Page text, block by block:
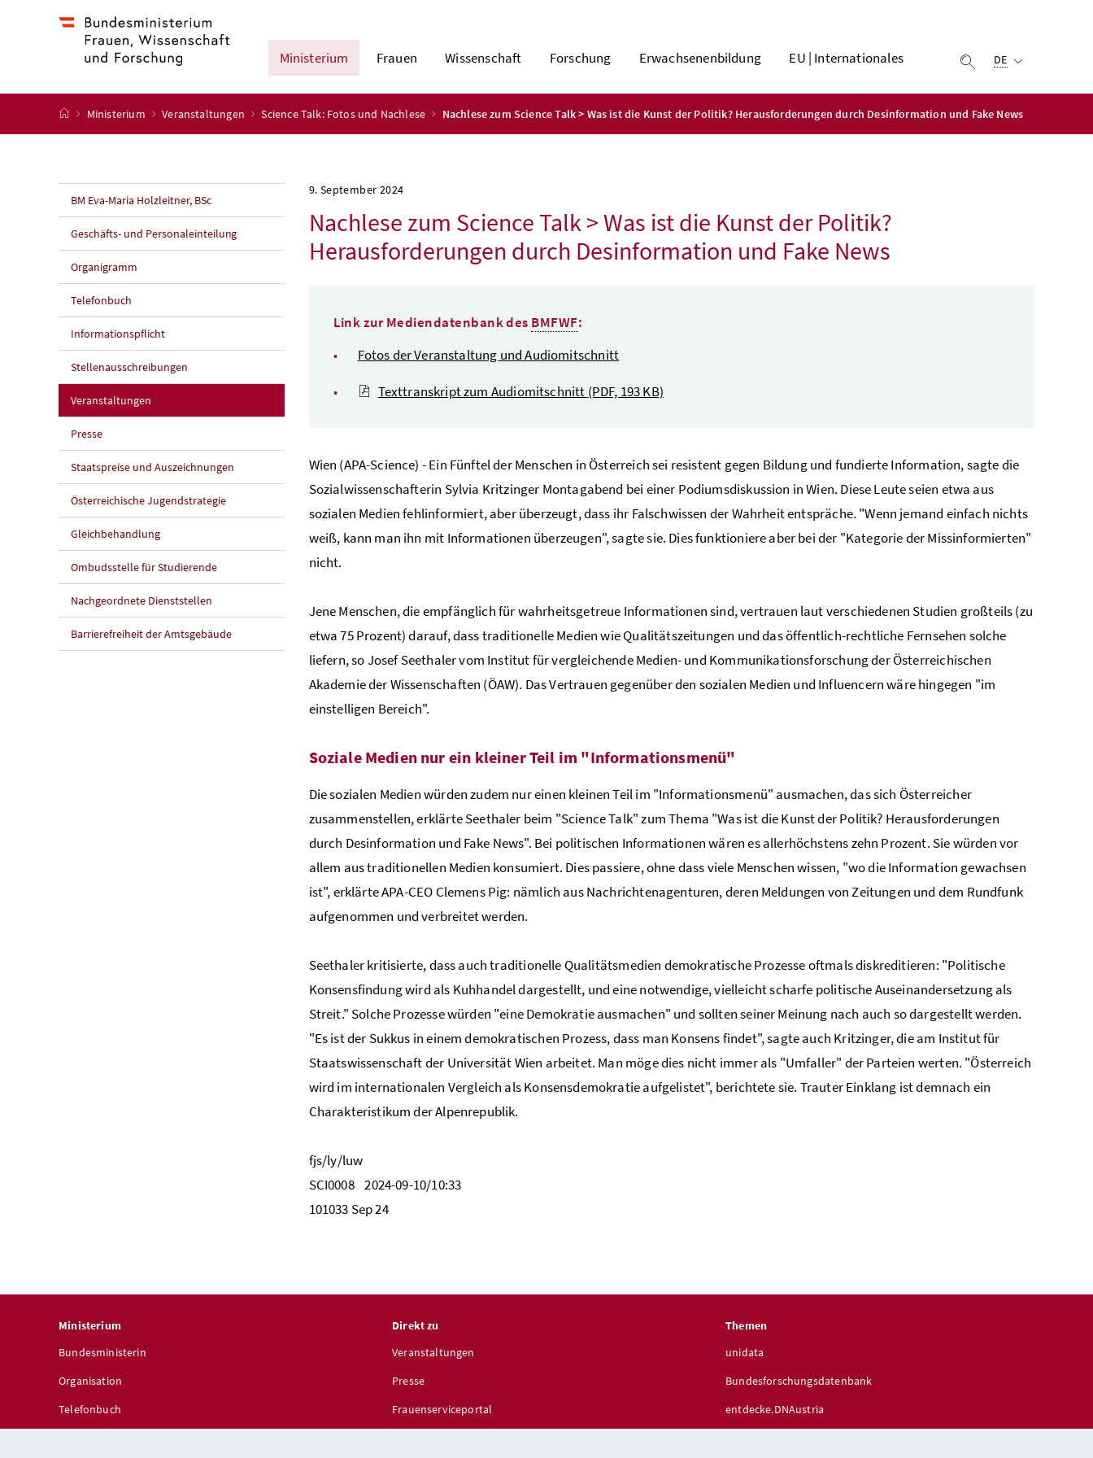
Ministerium Frauen Wissenschaft Forschung Erwachsenenbildung EU | Internationales Suche einblenden
DE
Startseite
Ministerium Veranstaltungen Science Talk: Fotos und Nachlese Nachlese zum Science Talk > Was ist die Kunst der Politik? Herausforderungen durch Desinformation und Fake News
BM Eva-Maria Holzleitner, BSc
Geschäfts- und Personaleinteilung
Organigramm
Telefonbuch
Informationspflicht
Stellenausschreibungen
Veranstaltungen
Presse
Staatspreise und Auszeichnungen
Österreichische Jugendstrategie
Gleichbehandlung
Ombudsstelle für Studierende
Nachgeordnete Dienststellen
Barrierefreiheit der Amtsgebäude
9. September 2024
Nachlese zum Science Talk > Was ist die Kunst der Politik?
Herausforderungen durch Desinformation und Fake News
Link zur Mediendatenbank des BMFWF:
Fotos der Veranstaltung und Audiomitschnitt
Texttranskript zum Audiomitschnitt (PDF, 193 KB)
Wien (APA-Science) - Ein Fünftel der Menschen in Österreich sei resistent gegen Bildung und fundierte Information, sagte die
Sozialwissenschafterin Sylvia Kritzinger Montagabend bei einer Podiumsdiskussion in Wien. Diese Leute seien etwa aus
sozialen Medien fehlinformiert, aber überzeugt, dass ihr Falschwissen der Wahrheit entspräche. "Wenn jemand einfach nichts
weiß, kann man ihn mit Informationen überzeugen", sagte sie. Dies funktioniere aber bei der "Kategorie der Missinformierten"
nicht.
Jene Menschen, die empfänglich für wahrheitsgetreue Informationen sind, vertrauen laut verschiedenen Studien großteils (zu
etwa 75 Prozent) darauf, dass traditionelle Medien wie Qualitätszeitungen und das öffentlich-rechtliche Fernsehen solche
liefern, so Josef Seethaler vom Institut für vergleichende Medien- und Kommunikationsforschung der Österreichischen
Akademie der Wissenschaften (ÖAW). Das Vertrauen gegenüber den sozialen Medien und Influencern wäre hingegen "im
einstelligen Bereich".
Soziale Medien nur ein kleiner Teil im "Informationsmenü"
Die sozialen Medien würden zudem nur einen kleinen Teil im "Informationsmenü" ausmachen, das sich Österreicher
zusammenstellen, erklärte Seethaler beim "Science Talk" zum Thema "Was ist die Kunst der Politik? Herausforderungen
durch Desinformation und Fake News". Bei politischen Informationen wären es allerhöchstens zehn Prozent. Sie würden vor
allem aus traditionellen Medien konsumiert. Dies passiere, ohne dass viele Menschen wissen, "wo die Information gewachsen
ist", erklärte APA-CEO Clemens Pig: nämlich aus Nachrichtenagenturen, deren Meldungen von Zeitungen und dem Rundfunk
aufgenommen und verbreitet werden.
Seethaler kritisierte, dass auch traditionelle Qualitätsmedien demokratische Prozesse oftmals diskreditieren: "Politische
Konsensfindung wird als Kuhhandel dargestellt, und eine notwendige, vielleicht scharfe politische Auseinandersetzung als
Streit." Solche Prozesse würden "eine Demokratie ausmachen" und sollten seiner Meinung nach auch so dargestellt werden.
"Es ist der Sukkus in einem demokratischen Prozess, dass man Konsens findet", sagte auch Kritzinger, die am Institut für
Staatswissenschaft der Universität Wien arbeitet. Man möge dies nicht immer als "Umfaller" der Parteien werten. "Österreich
wird im internationalen Vergleich als Konsensdemokratie aufgelistet", berichtete sie. Trauter Einklang ist demnach ein
Charakteristikum der Alpenrepublik.
fjs/ly/luw
SCI0008 2024-09-10/10:33
101033 Sep 24
Ministerium
Bundesministerin
Organisation
Telefonbuch
Direkt zu
Veranstaltungen
Presse
Frauenserviceportal
Themen
unidata
Bundesforschungsdatenbank
entdecke.DNAustria